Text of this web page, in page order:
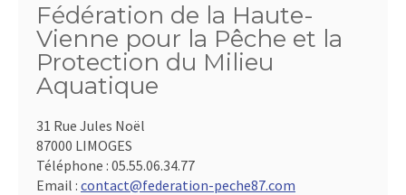
Fédération de la Haute-
Vienne pour la Pêche et la
Protection du Milieu
Aquatique
31 Rue Jules Noël
87000 LIMOGES
Téléphone : 05.55.06.34.77
Email : contact@federation-peche87.com